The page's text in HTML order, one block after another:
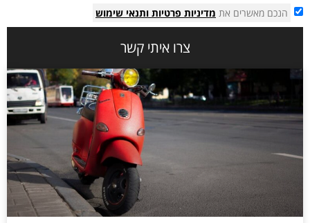
הנכם מאשרים את מדיניות פרטיות ותנאי שימוש
צרו איתי קשר